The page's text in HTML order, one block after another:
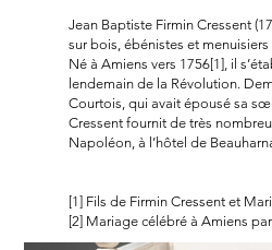
Jean Baptiste Firmin Cressent
sur bois, ébénistes et
Né à Amiens vers 1756[1], il
lendemain de la Révolution.
Courtois, qui avait épousé sa
Cressent fournit de très
Napoléon, à l’hôtel de
[1] Fils de Firmin Cressent et
[2] Mariage célébré à Amiens